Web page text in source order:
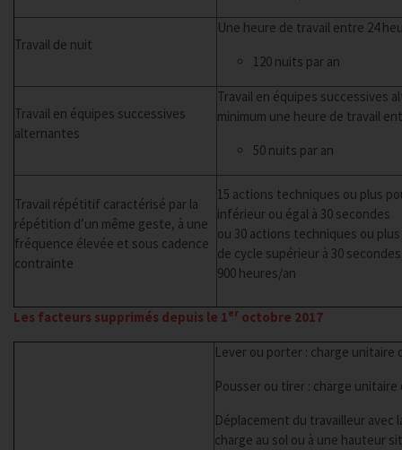
Travail de nuit
Une heure de travail entre 24
120 nuits par an
Travail en équipes successives
alternantes
Travail en équipes successives
minimum une heure de travail
50 nuits par an
Travail répétitif caractérisé par la
répétition d’un même geste, à une
fréquence élevée et sous cadence
contrainte
15 actions techniques ou plus
inférieur ou égal à 30 secondes
ou 30 actions techniques ou
de cycle supérieur à 30
900 heures/an
Les facteurs supprimés depuis le 1er octobre 2017
Lever ou porter : charge unitaire
Pousser ou tirer : charge unitaire
Déplacement du travailleur avec
charge au sol ou à une hauteur